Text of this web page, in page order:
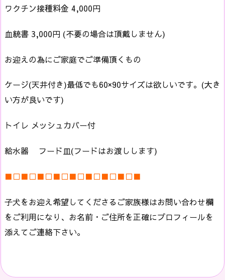
ワクチン接種料金 4,000円
血統書 3,000円 (不要の場合は頂戴しません)
お迎えの為にご家庭でご準備頂くもの
ケージ(天井付き)最低でも60×90サイズは欲しいです。(大き
い方が良いです)
トイレ メッシュカバー付
給水器 フード皿(フードはお渡しします)
■□■□■□■□■□■□■□■□■
子犬をお迎え希望してくださるご家族様はお問い合わせ欄
をご利用になり、お名前・ご住所を正確にプロフィールを
添えてご連絡下さい。